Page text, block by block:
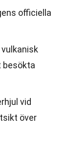
officiella
besökta
vid
över